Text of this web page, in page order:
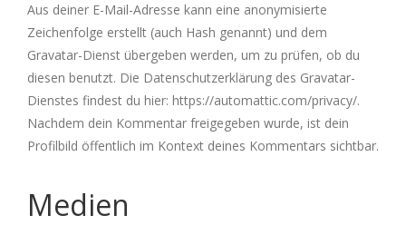
Aus deiner E-Mail-Adresse kann eine anonymisierte
Zeichenfolge erstellt (auch Hash genannt) und dem
Gravatar-Dienst übergeben werden, um zu prüfen, ob du
diesen benutzt. Die Datenschutzerklärung des Gravatar-
Dienstes findest du hier: https://automattic.com/privacy/.
Nachdem dein Kommentar freigegeben wurde, ist dein
Profilbild öffentlich im Kontext deines Kommentars sichtbar.
Medien